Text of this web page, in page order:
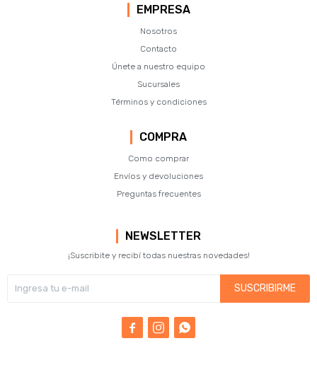
EMPRESA
Nosotros
Contacto
Únete a nuestro equipo
Sucursales
Términos y condiciones
COMPRA
Como comprar
Envíos y devoluciones
Preguntas frecuentes
NEWSLETTER
¡Suscribite y recibí todas nuestras novedades!
SUSCRIBIRME
  